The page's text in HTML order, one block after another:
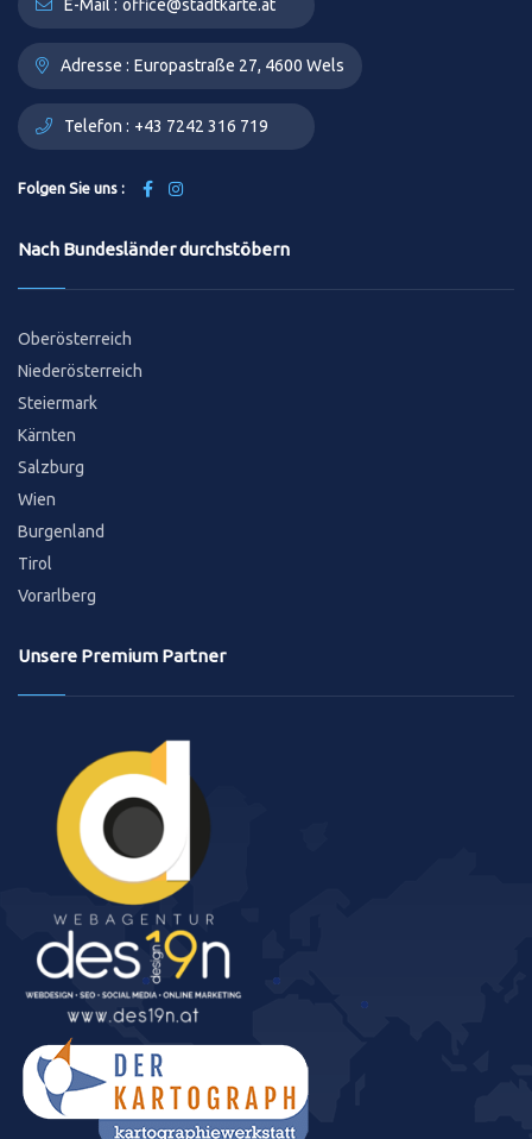
E-Mail : office@stadtkarte.at
Adresse : Europastraße 27, 4600 Wels
Telefon : +43 7242 316 719
Folgen Sie uns :
Nach Bundesländer durchstöbern
Oberösterreich
Niederösterreich
Steiermark
Kärnten
Salzburg
Wien
Burgenland
Tirol
Vorarlberg
Unsere Premium Partner